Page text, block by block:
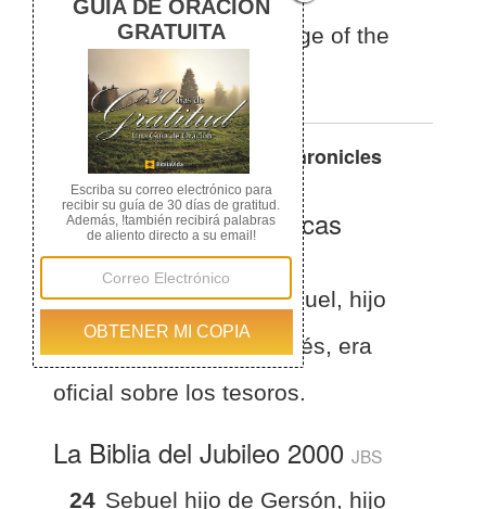
was chief officer in charge of the
treasuries.
Otras traducciones de 1 Chronicles
26:24
La Biblia de las Américas
(Español)BLA
1 Crónicas 26:24 Sebuel, hijo
de Gersón, hijo de Moisés, era
oficial sobre los tesoros.
La Biblia del Jubileo 2000 JBS
24 Sebuel hijo de Gersón, hijo